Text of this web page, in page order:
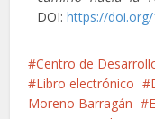
DOI:https://doi.org/
Centro de
Libro electrónico
Moreno Barragán